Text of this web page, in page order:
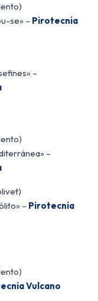
se» – Pirotecnia
–
–
– Pirotecnia
Vulcano